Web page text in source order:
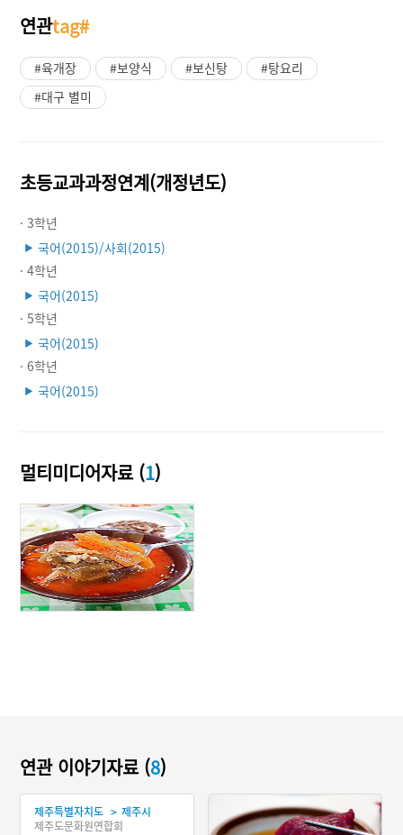
연관tag#
#육개장 #보양식 #보신탕
#탕요리
#대구 별미
초등교과과정연계(개정년도)
· 3학년
▶ 국어(2015)/사회(2015)
· 4학년
▶ 국어(2015)
· 5학년
▶ 국어(2015)
· 6학년
▶ 국어(2015)
멀티미디어자료 (1)
연관 이야기자료 (8)
제주특별자치도 > 제주시
제주도문화원연합회